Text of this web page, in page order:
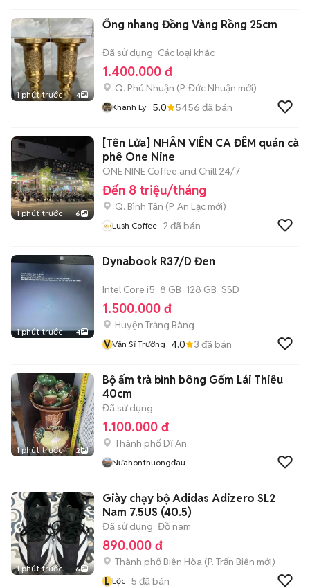
1 phút trước 4
Ống nhang Đồng Vàng Rồng 25cm
Đã sử dụng Các loại khác
1.400.000 đ
Q. Phú Nhuận (P. Đức Nhuận mới)
Khanh Ly 5.0 5456 đã bán
1 phút trước 6
[Tên Lửa] NHÂN VIÊN CA ĐÊM quán cà
phê One Nine
ONE NINE Coffee and Chill 24/7
Đến 8 triệu/tháng
Q. Bình Tân (P. An Lạc mới)
Lush Coffee 2 đã bán
1 phút trước 4
Dynabook R37/D Đen
Intel Core i5 8 GB 128 GB SSD
1.500.000 đ
Huyện Trảng Bàng
VVăn Sĩ Trường 4.0 3 đã bán
1 phút trước 2
Bộ ấm trà bình bông Gốm Lái Thiêu
40cm
Đã sử dụng
1.100.000 đ
Thành phố Dĩ An
Nưahonthuongđau
1 phút trước 6
Giày chạy bộ Adidas Adizero SL2
Nam 7.5US (40.5)
Đã sử dụng Đồ nam
890.000 đ
Thành phố Biên Hòa (P. Trấn Biên mới)
L Lộc 5 đã bán